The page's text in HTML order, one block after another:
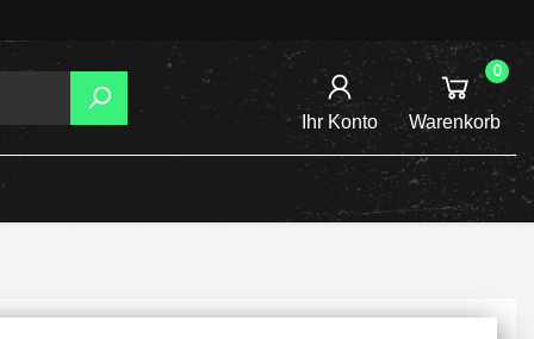
Ihr Konto
0
Warenkorb